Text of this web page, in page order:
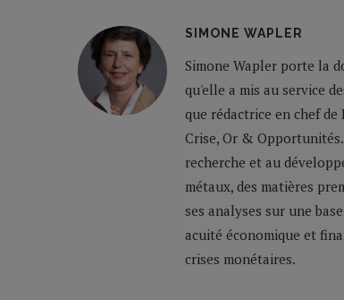
SIMONE WAPLER
Simone Wapler porte la
qu'elle a mis au service
que rédactrice en chef de
Crise, Or &
recherche et au
métaux, des matières
ses analyses sur une
acuité économique et
crises monétaires.